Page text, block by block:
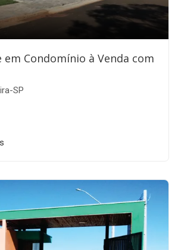
Condomínio à Venda com
SP